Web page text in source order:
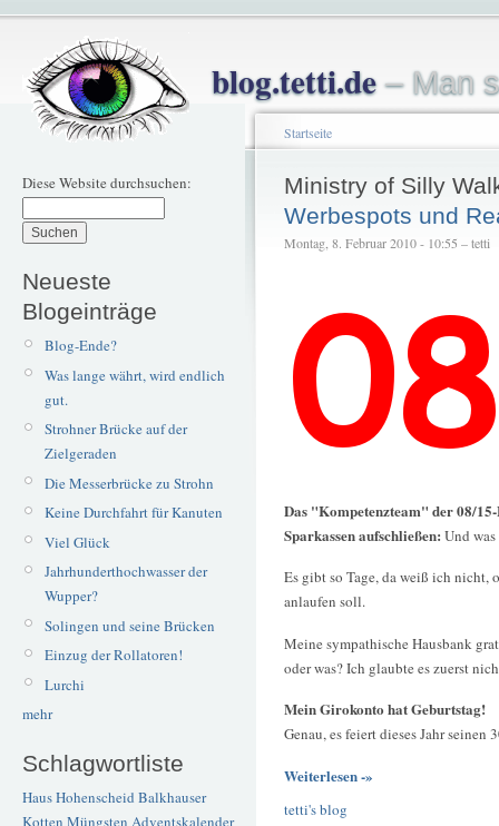
blog.tetti.de– Man
Diese Website durchsuchen:
Neueste
Blogeinträge
Blog-Ende?
Was lange währt, wird endlich
gut.
Strohner Brücke auf der
Zielgeraden
Die Messerbrücke zu Strohn
Keine Durchfahrt für Kanuten
Viel Glück
Jahrhunderthochwasser der
Wupper?
Solingen und seine Brücken
Einzug der Rollatoren!
Lurchi
mehr
Schlagwortliste
Haus Hohenscheid Balkhauser
Kotten Müngsten Adventskalender
Startseite
Ministry of Silly
Werbespots und
Montag, 8. Februar 2010 - 10:55 – tetti
Das "Kompetenzteam" der 08/
Sparkassen aufschließen: Und
Es gibt so Tage, da weiß ich nicht,
anlaufen soll.
Meine sympathische Hausbank
oder was? Ich glaubte es zuerst
Mein Girokonto hat Geburtstag!
Genau, es feiert dieses Jahr
Weiterlesen -»
tetti's blog